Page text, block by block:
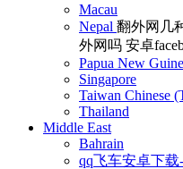
Macau
Nepal 翻外网几
外网吗 安卓
Papua New
Singapore
Taiwan Chinese
Thailand
Middle East
Bahrain
qq飞车安卓下载